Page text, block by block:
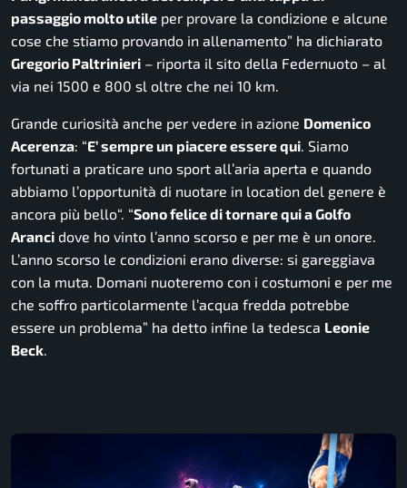
passaggio molto utile per provare la condizione e alcune
cose che stiamo provando in allenamento” ha dichiarato
Gregorio Paltrinieri – riporta il sito della Federnuoto – al
via nei 1500 e 800 sl oltre che nei 10 km.
Grande curiosità anche per vedere in azione Domenico
Acerenza: “E’ sempre un piacere essere qui. Siamo
fortunati a praticare uno sport all’aria aperta e quando
abbiamo l’opportunità di nuotare in location del genere è
ancora più bello“. “Sono felice di tornare qui a Golfo
Aranci dove ho vinto l’anno scorso e per me è un onore.
L’anno scorso le condizioni erano diverse: si gareggiava
con la muta. Domani nuoteremo con i costumoni e per me
che soffro particolarmente l’acqua fredda potrebbe
essere un problema” ha detto infine la tedesca Leonie
Beck.